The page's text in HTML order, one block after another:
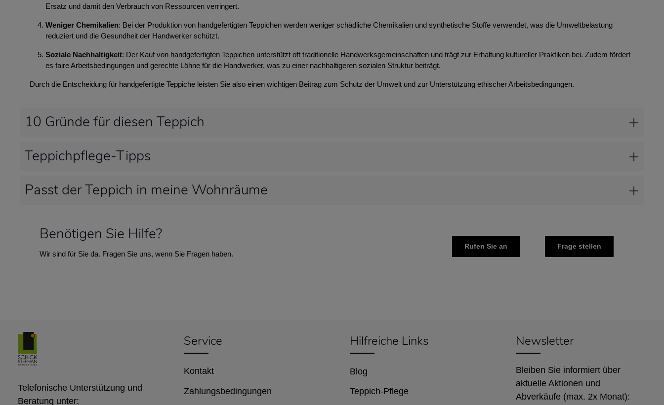
Ersatz und damit den Verbrauch von Ressourcen verringert.
Weniger Chemikalien: Bei der Produktion von handgefertigten Teppichen werden weniger schädliche Chemikalien und synthetische Stoffe verwendet, was die Umweltbelastung
reduziert und die Gesundheit der Handwerker schützt.
Soziale Nachhaltigkeit: Der Kauf von handgefertigten Teppichen unterstützt oft traditionelle Handwerksgemeinschaften und trägt zur Erhaltung kultureller Praktiken bei. Zudem fördert
es faire Arbeitsbedingungen und gerechte Löhne für die Handwerker, was zu einer nachhaltigeren sozialen Struktur beiträgt.
Durch die Entscheidung für handgefertigte Teppiche leisten Sie also einen wichtigen Beitrag zum Schutz der Umwelt und zur Unterstützung ethischer Arbeitsbedingungen.
10 Gründe für diesen Teppich
Teppichpflege-Tipps
Passt der Teppich in meine Wohnräume
Benötigen Sie Hilfe?
Wir sind für Sie da. Fragen Sie uns, wenn Sie Fragen haben.
Rufen Sie an Frage stellen
Service
Kontakt
Zahlungsbedingungen
Newsletter
Bleiben Sie informiert über
aktuelle Aktionen und
Abverkäufe (max. 2x Monat):
Telefonische Unterstützung und
Beratung unter:
Hilfreiche Links
Blog
Teppich-Pflege